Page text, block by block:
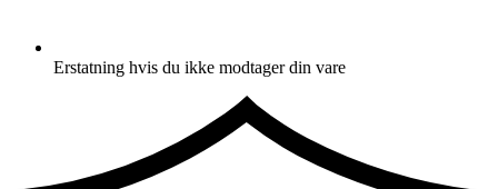
Erstatning hvis du ikke modtager din vare